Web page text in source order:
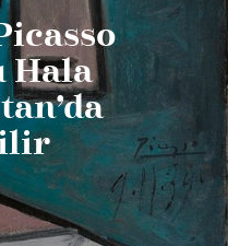
Hala